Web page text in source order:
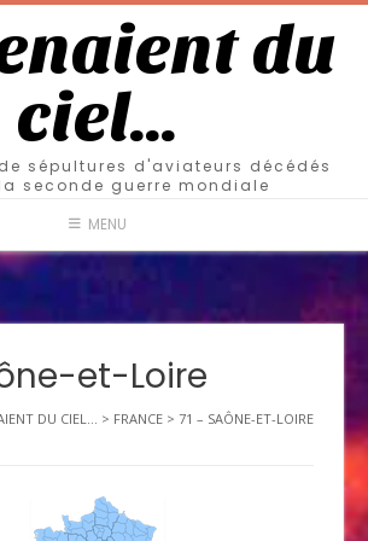
du
ciel…
sépultures d'aviateurs décédés
seconde guerre mondiale
MENU
et-Loire
DU CIEL... > FRANCE > 71 – SAÔNE-ET-LOIRE